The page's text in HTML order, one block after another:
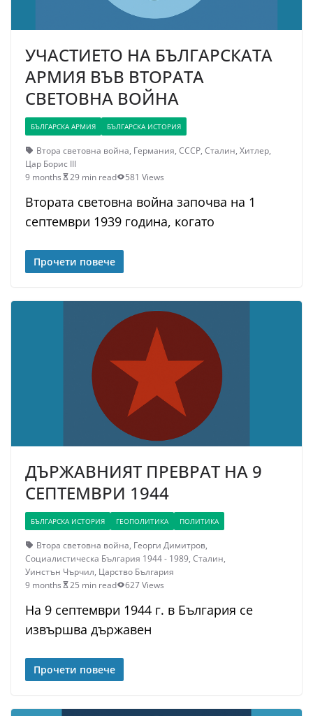
УЧАСТИЕТО НА БЪЛГАРСКАТА
АРМИЯ ВЪВ ВТОРАТА
СВЕТОВНА ВОЙНА
БЪЛГАРСКА АРМИЯ БЪЛГАРСКА ИСТОРИЯ
Втора световна война, Германия, СССР, Сталин, Хитлер,
Цар Борис III
9 months
29 min read 581 Views
Втората световна война започва на 1
септември 1939 година, когато
Прочети повече
ДЪРЖАВНИЯТ ПРЕВРАТ НА 9
СЕПТЕМВРИ 1944
БЪЛГАРСКА ИСТОРИЯ ГЕОПОЛИТИКА ПОЛИТИКА
Втора световна война, Георги Димитров,
Социалистическа България 1944 - 1989, Сталин,
Уинстън Чърчил, Царство България
9 months
25 min read 627 Views
На 9 септември 1944 г. в България се
извършва държавен
Прочети повече